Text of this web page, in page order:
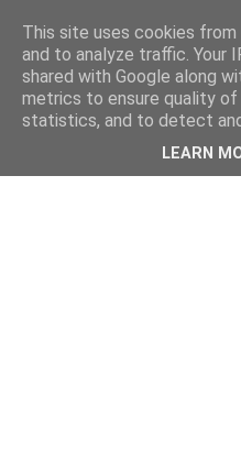
This site uses cookies
and to analyze traffic. Your
shared with Google along
metrics to ensure quality of
statistics, and to detect
LEARN